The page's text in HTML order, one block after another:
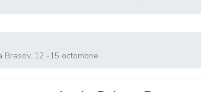
Brasov, 12 -15 octombrie